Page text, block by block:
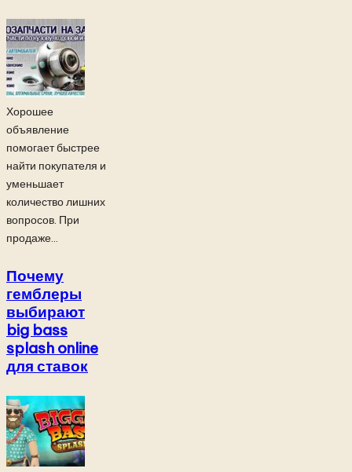
Хорошее
объявление
помогает быстрее
найти покупателя и
уменьшает
количество лишних
вопросов. При
продаже...
Почему
гемблеры
выбирают
big bass
splash online
для ставок